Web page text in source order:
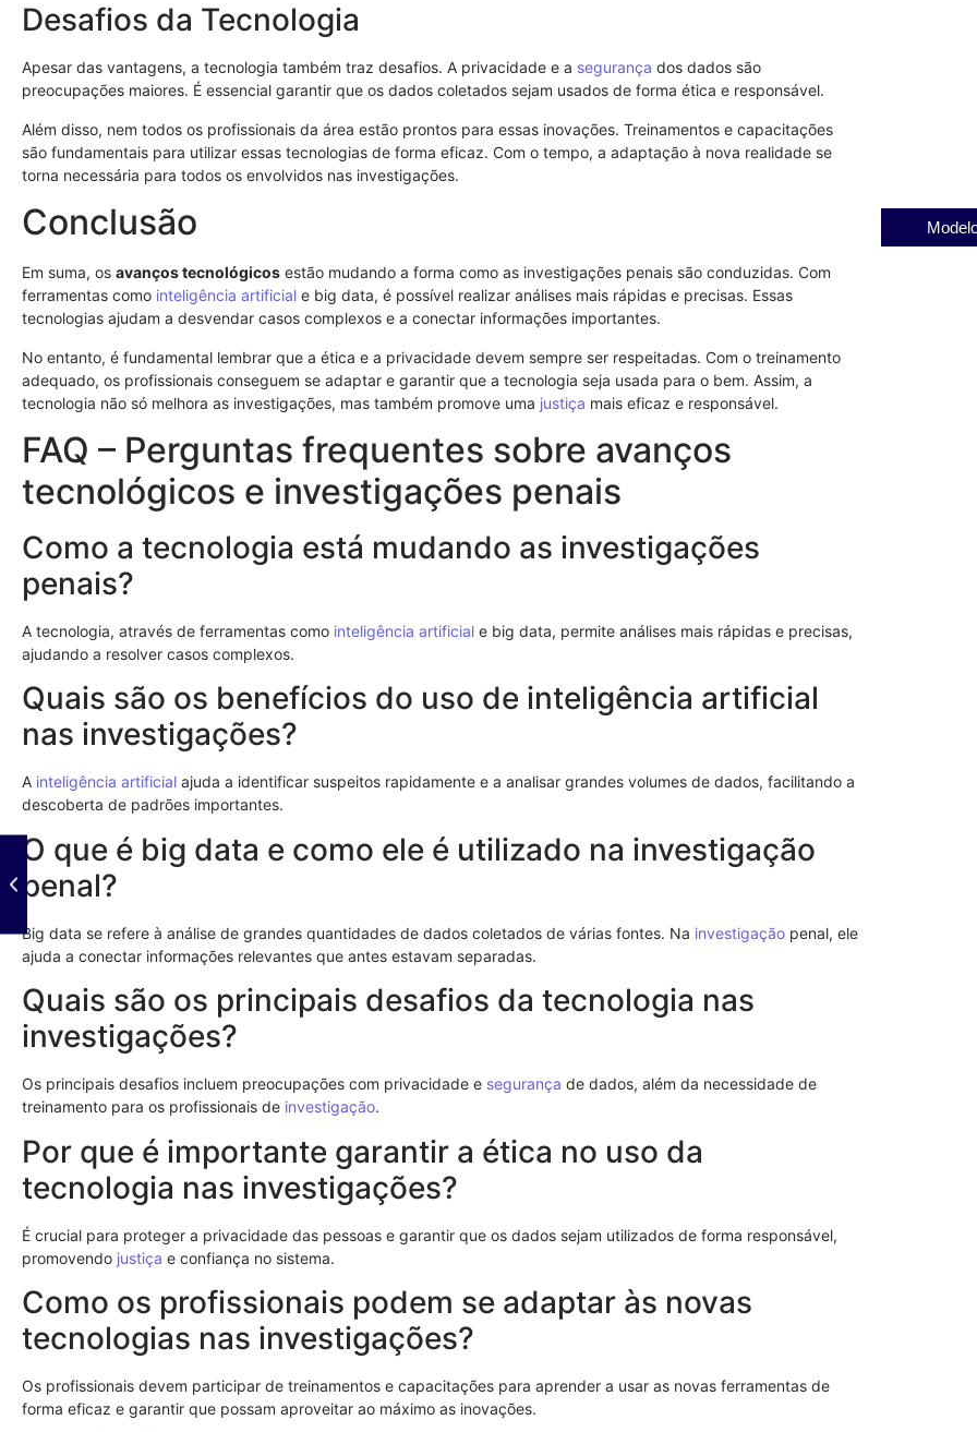
Desafios da Tecnologia
Apesar das vantagens, a tecnologia também traz desafios. A privacidade e a segurança dos dados são
preocupações maiores. É essencial garantir que os dados coletados sejam usados de forma ética e responsável.
Além disso, nem todos os profissionais da área estão prontos para essas inovações. Treinamentos e capacitações
são fundamentais para utilizar essas tecnologias de forma eficaz. Com o tempo, a adaptação à nova realidade se
torna necessária para todos os envolvidos nas investigações.
Conclusão
Em suma, os avanços tecnológicos estão mudando a forma como as investigações penais são conduzidas. Com
ferramentas como inteligência artificial e big data, é possível realizar análises mais rápidas e precisas. Essas
tecnologias ajudam a desvendar casos complexos e a conectar informações importantes.
No entanto, é fundamental lembrar que a ética e a privacidade devem sempre ser respeitadas. Com o treinamento
adequado, os profissionais conseguem se adaptar e garantir que a tecnologia seja usada para o bem. Assim, a
tecnologia não só melhora as investigações, mas também promove uma justiça mais eficaz e responsável.
FAQ – Perguntas frequentes sobre avanços
tecnológicos e investigações penais
Como a tecnologia está mudando as investigações
penais?
A tecnologia, através de ferramentas como inteligência artificial e big data, permite análises mais rápidas e precisas,
ajudando a resolver casos complexos.
Quais são os benefícios do uso de inteligência artificial
nas investigações?
A inteligência artificial ajuda a identificar suspeitos rapidamente e a analisar grandes volumes de dados, facilitando a
descoberta de padrões importantes.
O que é big data e como ele é utilizado na investigação
penal?
Big data se refere à análise de grandes quantidades de dados coletados de várias fontes. Na investigação penal, ele
ajuda a conectar informações relevantes que antes estavam separadas.
Quais são os principais desafios da tecnologia nas
investigações?
Os principais desafios incluem preocupações com privacidade e segurança de dados, além da necessidade de
treinamento para os profissionais de investigação.
Por que é importante garantir a ética no uso da
tecnologia nas investigações?
É crucial para proteger a privacidade das pessoas e garantir que os dados sejam utilizados de forma responsável,
promovendo justiça e confiança no sistema.
Como os profissionais podem se adaptar às novas
tecnologias nas investigações?
Os profissionais devem participar de treinamentos e capacitações para aprender a usar as novas ferramentas de
forma eficaz e garantir que possam aproveitar ao máximo as inovações.